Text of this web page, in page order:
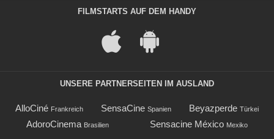
FILMSTARTS AUF DEM HANDY
UNSERE PARTNERSEITEN IM AUSLAND
AlloCiné Frankreich SensaCine Spanien Beyazperde Türkei
AdoroCinema Brasilien Sensacine México Mexiko